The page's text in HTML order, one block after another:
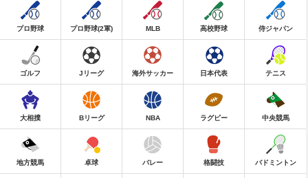
プロ野球 プロ野球(2軍) MLB 高校野球 侍ジャパン
ゴルフ Jリーグ 海外サッカー 日本代表 テニス
大相撲 Bリーグ NBA ラグビー 中央競馬
地方競馬 卓球 バレー 格闘技 バドミントン